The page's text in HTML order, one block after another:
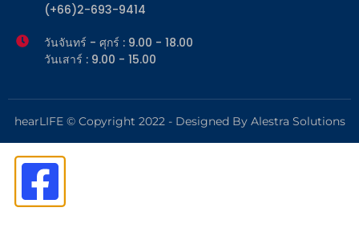
(+66)2-693-9414
วันจันทร์ - ศุกร์ : 9.00 - 18.00
วันเสาร์ : 9.00 - 15.00
hearLIFE © Copyright 2022 - Designed By Alestra Solutions